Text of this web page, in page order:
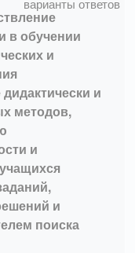
в обучении
и
и
методов,
и
и
поиска